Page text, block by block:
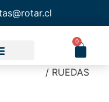
0
/ RUEDAS